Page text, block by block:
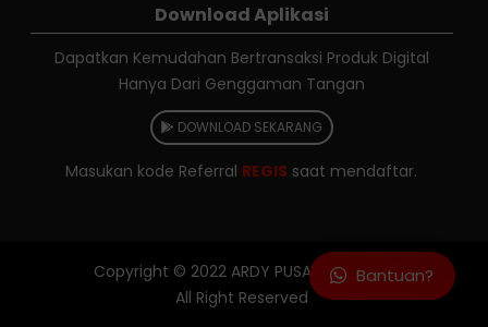
Bantuan?
Download Aplikasi
Dapatkan Kemudahan Bertransaksi Produk Digital
Hanya Dari Genggaman Tangan
DOWNLOAD SEKARANG
Masukan kode Referral REGIS saat mendaftar.
Copyright © 2022 ARDY PUSAJA RELOAD
All Right Reserved